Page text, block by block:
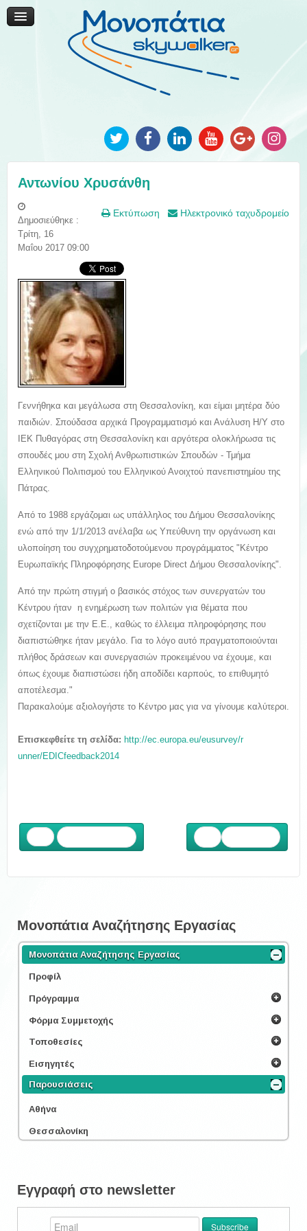
Μονοπάτια Καινοτομίας
Μονοπάτια Τοπικής Ανάπτυξης
Ανακοινώσεις
Φωτογραφίες
Αντωνίου Χρυσάνθη
Εκτύπωση Ηλεκτρονικό ταχυδρομείο
Δημοσιεύθηκε :
Τρίτη, 16
Μαΐου 2017 09:00
Γεννήθηκα και μεγάλωσα στη Θεσσαλονίκη, και είμαι μητέρα δύο
παιδιών. Σπούδασα αρχικά Προγραμματισμό και Ανάλυση Η/Υ στο
ΙΕΚ Πυθαγόρας στη Θεσσαλονίκη και αργότερα ολοκλήρωσα τις
σπουδές μου στη Σχολή Ανθρωπιστικών Σπουδών - Τμήμα
Ελληνικού Πολιτισμού του Ελληνικού Ανοιχτού πανεπιστημίου της
Πάτρας.
Από το 1988 εργάζομαι ως υπάλληλος του Δήμου Θεσσαλονίκης
ενώ από την 1/1/2013 ανέλαβα ως Υπεύθυνη την οργάνωση και
υλοποίηση του συγχρηματοδοτούμενου προγράμματος "Κέντρο
Ευρωπαϊκής Πληροφόρησης Europe Direct Δήμου Θεσσαλονίκης".
Από την πρώτη στιγμή ο βασικός στόχος των συνεργατών του
Κέντρου ήταν η ενημέρωση των πολιτών για θέματα που
σχετίζονται με την Ε.Ε., καθώς το έλλειμα πληροφόρησης που
διαπιστώθηκε ήταν μεγάλο. Για το λόγο αυτό πραγματοποιούνται
πλήθος δράσεων και συνεργασιών προκειμένου να έχουμε, και
όπως έχουμε διαπιστώσει ήδη αποδίδει καρπούς, το επιθυμητό
αποτέλεσμα."
Παρακαλούμε αξιολογήστε το Κέντρο μας για να γίνουμε καλύτεροι.
Επισκεφθείτε τη σελίδα: http://ec.europa.eu/eusurvey/r
unner/EDICfeedback2014
Μονοπάτια Αναζήτησης Εργασίας
Μονοπάτια Αναζήτησης Εργασίας
Προφίλ
Πρόγραμμα
Φόρμα Συμμετοχής
Τοποθεσίες
Εισηγητές
Παρουσιάσεις
Αθήνα
Θεσσαλονίκη
Εγγραφή στο newsletter